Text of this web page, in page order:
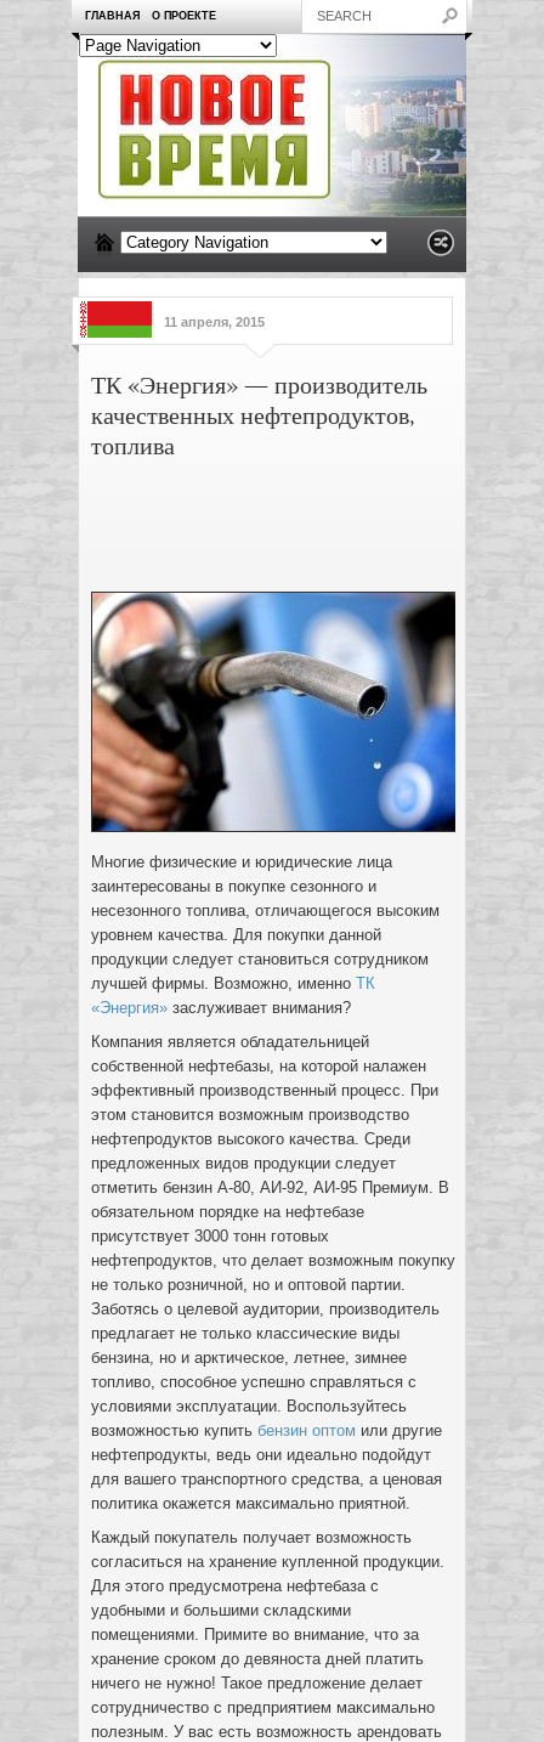
ГЛАВНАЯ О ПРОЕКТЕ
11 апреля, 2015
ТК «Энергия» — производитель
качественных нефтепродуктов,
топлива
Многие физические и юридические лица
заинтересованы в покупке сезонного и
несезонного топлива, отличающегося высоким
уровнем качества. Для покупки данной
продукции следует становиться сотрудником
лучшей фирмы. Возможно, именно ТК
«Энергия» заслуживает внимания?
Компания является обладательницей
собственной нефтебазы, на которой налажен
эффективный производственный процесс. При
этом становится возможным производство
нефтепродуктов высокого качества. Среди
предложенных видов продукции следует
отметить бензин А-80, АИ-92, АИ-95 Премиум. В
обязательном порядке на нефтебазе
присутствует 3000 тонн готовых
нефтепродуктов, что делает возможным покупку
не только розничной, но и оптовой партии.
Заботясь о целевой аудитории, производитель
предлагает не только классические виды
бензина, но и арктическое, летнее, зимнее
топливо, способное успешно справляться с
условиями эксплуатации. Воспользуйтесь
возможностью купить бензин оптом или другие
нефтепродукты, ведь они идеально подойдут
для вашего транспортного средства, а ценовая
политика окажется максимально приятной.
Каждый покупатель получает возможность
согласиться на хранение купленной продукции.
Для этого предусмотрена нефтебаза с
удобными и большими складскими
помещениями. Примите во внимание, что за
хранение сроком до девяноста дней платить
ничего не нужно! Такое предложение делает
сотрудничество с предприятием максимально
полезным. У вас есть возможность арендовать